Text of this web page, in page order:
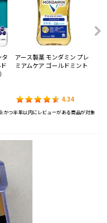
タ
アース製薬 モンダミン プレ
ミアムケア ゴールドミント
4.34
かつ半年以内にレビューがある商品が対象